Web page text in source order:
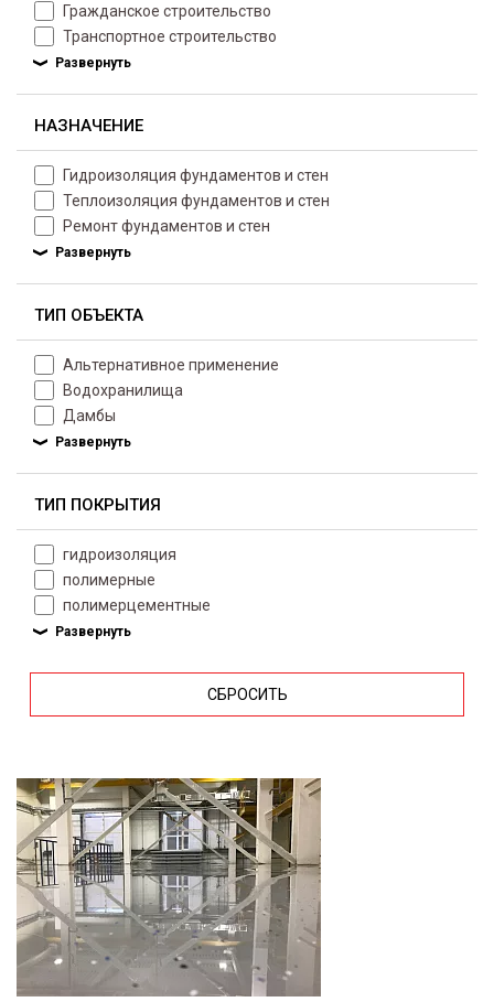
Гражданское строительство
Транспортное строительство
НАЗНАЧЕНИЕ
Гидроизоляция фундаментов и стен
Теплоизоляция фундаментов и стен
Ремонт фундаментов и стен
ТИП ОБЪЕКТА
Альтернативное применение
Водохранилища
Дамбы
ТИП ПОКРЫТИЯ
гидроизоляция
полимерные
полимерцементные
СБРОСИТЬ